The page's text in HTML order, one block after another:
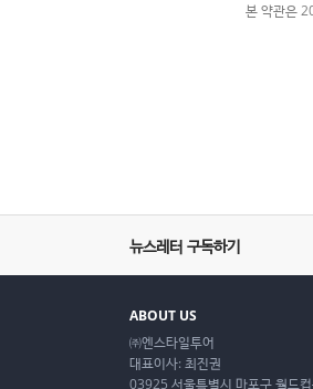
본 약관은
뉴스레터 구독하기
ABOUT US
㈜엔스타일투어
대표이사: 최진권
03925 서울특별시 마포구 월드